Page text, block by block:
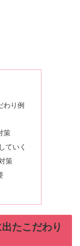
わり例
策
ていく
策
たこだわり